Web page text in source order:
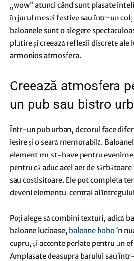
„wow” atunci când sunt plasate
în jurul mesei festive sau într-un colț
baloanele sunt o alegere
plutire și creează reflexii discrete
armonios atmosfera.
Creează atmosfera
un pub sau bistro
Într-un pub urban, decorul face
ieșire și o seară memorabilă.
element must-have pentru
pentru că aduc acel aer de
sau costisitoare. Ele pot completa
deveni elementul central al
Poți alege să combini texturi, adică
baloane lucioase, baloane boboîn
cupru, și accente perlate pentru un
Amplasate deasupra barului sau